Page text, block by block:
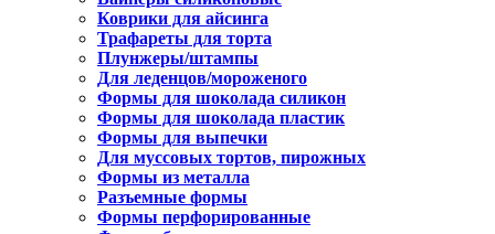
Коврики для айсинга
Трафареты для торта
Плунжеры/штампы
Для леденцов/мороженого
Формы для шоколада силикон
Формы для шоколада пластик
Формы для выпечки
Для муссовых тортов, пирожных
Формы из металла
Разъемные формы
Формы перфорированные